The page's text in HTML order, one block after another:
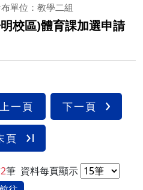
單位：教學二組
校區)體育課加選申請
上一頁 下一頁
頁
2筆 資料每頁顯示